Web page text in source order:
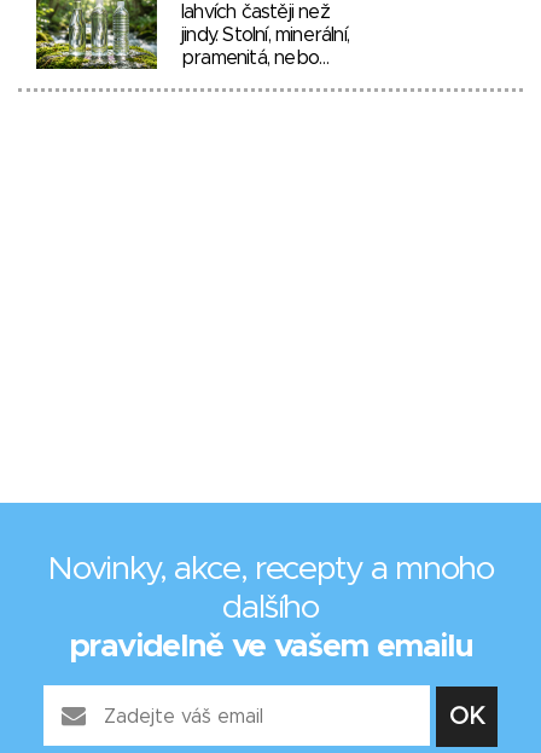
lahvích častěji než
jindy. Stolní, minerální,
pramenitá, nebo…
Novinky, akce, recepty a mnoho
dalšího
pravidelně ve vašem emailu